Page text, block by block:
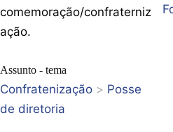
comemoração/confraterniz
ação.
Assunto - tema
Confratenização > Posse
de diretoria